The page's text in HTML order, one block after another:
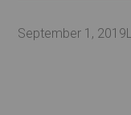
September 1, 2019